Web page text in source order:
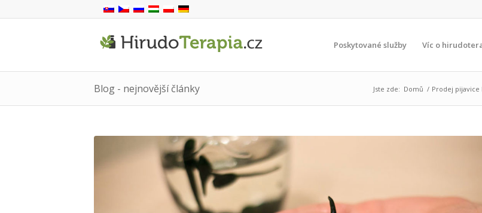
Poskytované služby Víc o
Blog - nejnovější články Jste zde: Domů / Prodej pijavice